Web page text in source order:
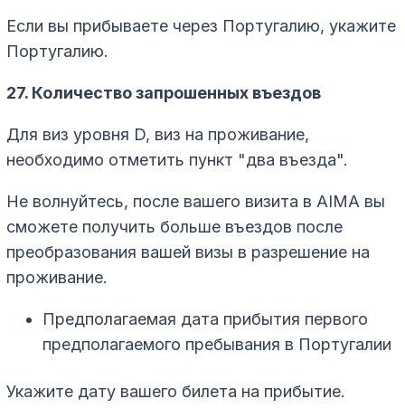
Если вы прибываете через Португалию, укажите
Португалию.
27. Количество запрошенных въездов
Для виз уровня D, виз на проживание,
необходимо отметить пункт "два въезда".
Не волнуйтесь, после вашего визита в AIMA вы
сможете получить больше въездов после
преобразования вашей визы в разрешение на
проживание.
Предполагаемая дата прибытия первого
предполагаемого пребывания в Португалии
Укажите дату вашего билета на прибытие.